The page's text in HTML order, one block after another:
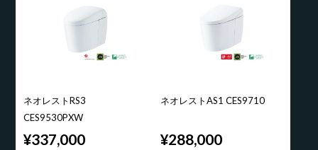
ネオレストRS3
CES9530PXW
¥337,000
ネオレストAS1 CES9710
¥288,000